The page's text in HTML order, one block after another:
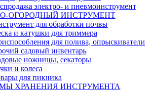
электро- и пневмоинструмент
ОГОРОДНЫЙ ИНСТРУМЕНТ
для обработки почвы
и катушки для триммера
для полива, опрыскиватели
садовый инвентарь
ножницы, секаторы
и колеса
для пикника
ХРАНЕНИЯ ИНСТРУМЕНТА